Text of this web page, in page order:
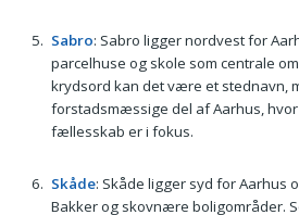
Sabro: Sabro ligger nordvest for
parcelhuse og skole som centrale
krydsord kan det være et stednavn,
forstadsmæssige del af Aarhus,
fællesskab er i fokus.
Skåde: Skåde ligger syd for Aarhus
Bakker og skovnære boligområder.